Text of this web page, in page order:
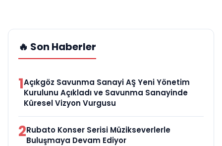
🔥 Son Haberler
1Açıkgöz Savunma Sanayi AŞ Yeni Yönetim
Kurulunu Açıkladı ve Savunma Sanayinde
Küresel Vizyon Vurgusu
2Rubato Konser Serisi Müzikseverlerle
Buluşmaya Devam Ediyor